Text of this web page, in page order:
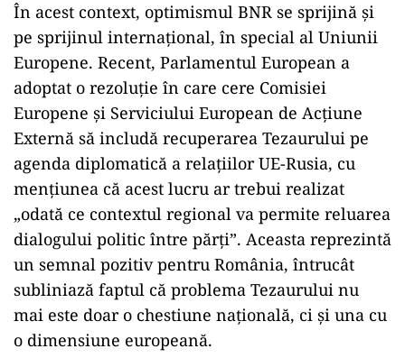
În acest context, optimismul BNR se sprijină și
pe sprijinul internațional, în special al Uniunii
Europene. Recent, Parlamentul European a
adoptat o rezoluție în care cere Comisiei
Europene și Serviciului European de Acțiune
Externă să includă recuperarea Tezaurului pe
agenda diplomatică a relațiilor UE-Rusia, cu
mențiunea că acest lucru ar trebui realizat
„odată ce contextul regional va permite reluarea
dialogului politic între părți”. Aceasta reprezintă
un semnal pozitiv pentru România, întrucât
subliniază faptul că problema Tezaurului nu
mai este doar o chestiune națională, ci și una cu
o dimensiune europeană.